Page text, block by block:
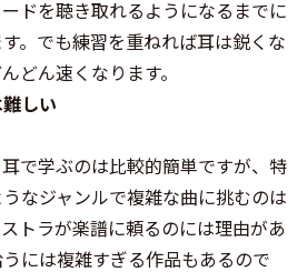
ドを聴き取れるようになるまでに
。でも練習を重ねれば耳は鋭くな
どん速くなります。
しい
で学ぶのは比較的簡単ですが、特
なジャンルで複雑な曲に挑むのは
トラが楽譜に頼るのには理由があ
うには複雑すぎる作品もあるので